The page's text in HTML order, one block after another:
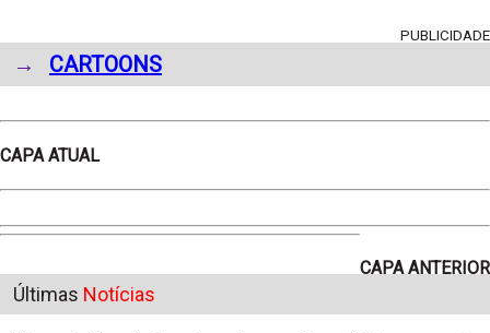
PUBLICIDADE
→ CARTOONS
CAPA ATUAL
CAPA ANTERIOR
Últimas Notícias